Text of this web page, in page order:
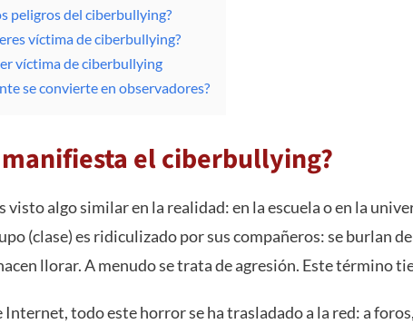
peligros del ciberbullying?
víctima de ciberbullying?
víctima de ciberbullying
se convierte en observadores?
manifiesta el ciberbullying?
visto algo similar en la realidad: en la escuela o en la
(clase) es ridiculizado por sus compañeros: se burlan
llorar. A menudo se trata de agresión. Este término
Internet, todo este horror se ha trasladado a la red: a